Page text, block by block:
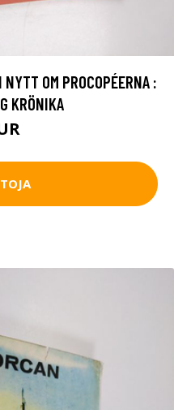
OM PROCOPÉERNA :
KRÖNIKA